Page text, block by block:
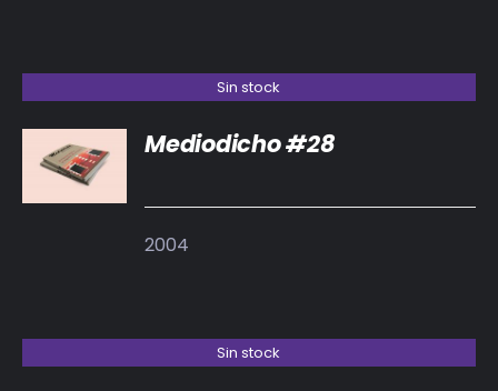
Sin stock
DETALLES
Mediodicho #28
2004
Sin stock